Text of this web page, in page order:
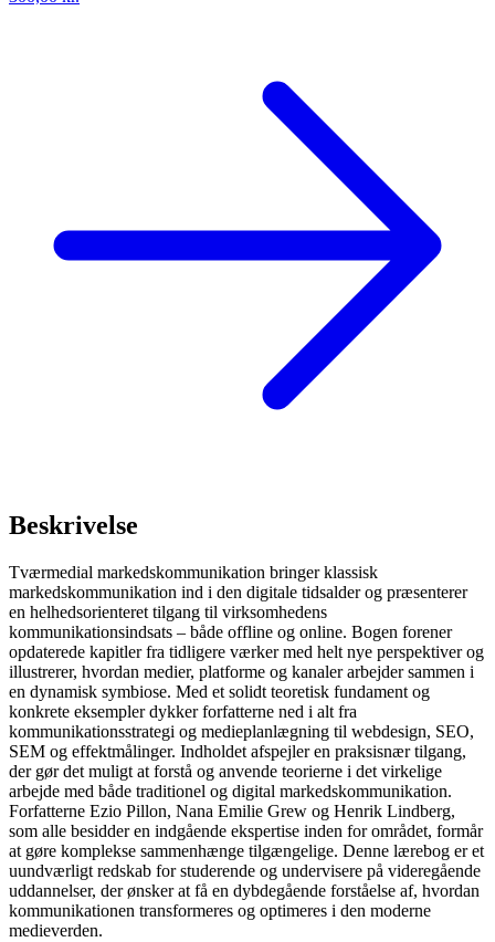
Beskrivelse
Tværmedial markedskommunikation bringer klassisk
markedskommunikation ind i den digitale tidsalder og præsenterer
en helhedsorienteret tilgang til virksomhedens
kommunikationsindsats – både offline og online. Bogen forener
opdaterede kapitler fra tidligere værker med helt nye perspektiver og
illustrerer, hvordan medier, platforme og kanaler arbejder sammen i
en dynamisk symbiose. Med et solidt teoretisk fundament og
konkrete eksempler dykker forfatterne ned i alt fra
kommunikationsstrategi og medieplanlægning til webdesign, SEO,
SEM og effektmålinger. Indholdet afspejler en praksisnær tilgang,
der gør det muligt at forstå og anvende teorierne i det virkelige
arbejde med både traditionel og digital markedskommunikation.
Forfatterne Ezio Pillon, Nana Emilie Grew og Henrik Lindberg,
som alle besidder en indgående ekspertise inden for området, formår
at gøre komplekse sammenhænge tilgængelige. Denne lærebog er et
uundværligt redskab for studerende og undervisere på videregående
uddannelser, der ønsker at få en dybdegående forståelse af, hvordan
kommunikationen transformeres og optimeres i den moderne
medieverden.